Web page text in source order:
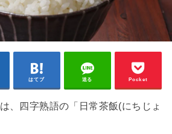
はてブ 送る Pocket
、四字熟語の「日常茶飯(にちじょ